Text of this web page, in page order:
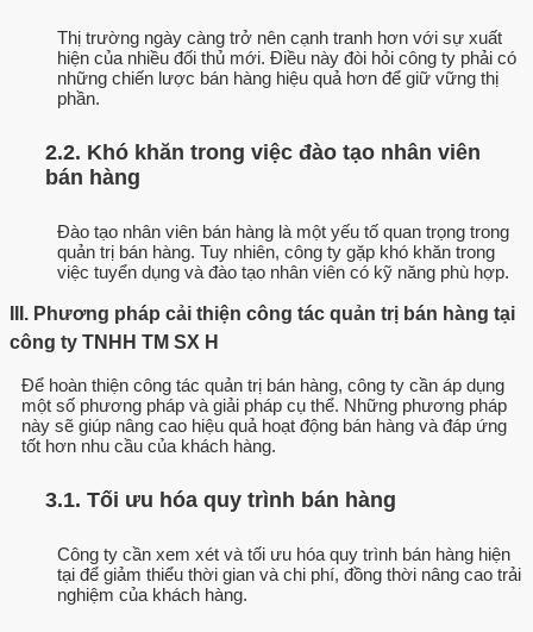
Thị trường ngày càng trở nên cạnh tranh hơn với sự xuất
hiện của nhiều đối thủ mới. Điều này đòi hỏi công ty phải có
những chiến lược bán hàng hiệu quả hơn để giữ vững thị
phần.
2.2. Khó khăn trong việc đào tạo nhân viên
bán hàng
Đào tạo nhân viên bán hàng là một yếu tố quan trọng trong
quản trị bán hàng. Tuy nhiên, công ty gặp khó khăn trong
việc tuyển dụng và đào tạo nhân viên có kỹ năng phù hợp.
III. Phương pháp cải thiện công tác quản trị bán hàng tại
công ty TNHH TM SX H
Để hoàn thiện công tác quản trị bán hàng, công ty cần áp dụng
một số phương pháp và giải pháp cụ thể. Những phương pháp
này sẽ giúp nâng cao hiệu quả hoạt động bán hàng và đáp ứng
tốt hơn nhu cầu của khách hàng.
3.1. Tối ưu hóa quy trình bán hàng
Công ty cần xem xét và tối ưu hóa quy trình bán hàng hiện
tại để giảm thiểu thời gian và chi phí, đồng thời nâng cao trải
nghiệm của khách hàng.